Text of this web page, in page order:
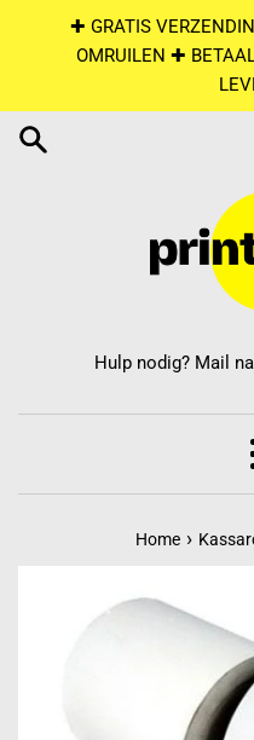
✚ GRATIS
OMRUILEN ✚
Hulp nodig? Mail
Home ›